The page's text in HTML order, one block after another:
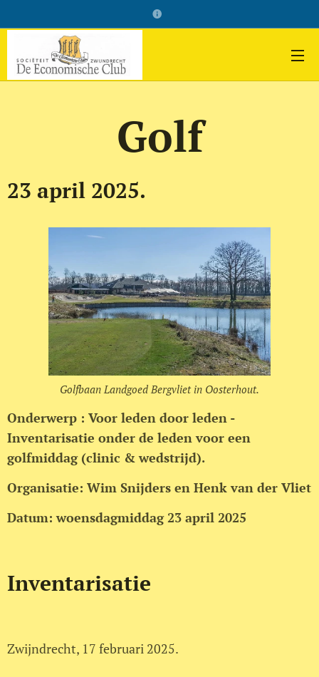
Golf
23 april 2025.
Golfbaan Landgoed Bergvliet in Oosterhout.
Onderwerp : Voor leden door leden -
Inventarisatie onder de leden voor een
golfmiddag (clinic & wedstrijd).
Organisatie: Wim Snijders en Henk van der Vliet
Datum: woensdagmiddag 23 april 2025
Inventarisatie
Zwijndrecht, 17 februari 2025.